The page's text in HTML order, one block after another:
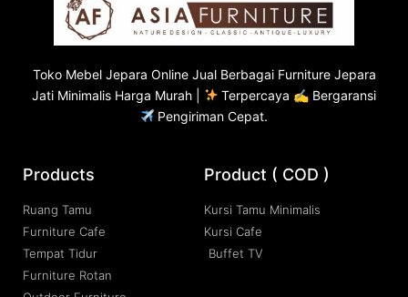
Toko Mebel Jepara Online Jual Berbagai Furniture Jepara
Jati Minimalis Harga Murah |
Terpercaya ✍ Bergaransi
Pengiriman Cepat.
Products
Ruang Tamu
Furniture Cafe
Tempat Tidur
Furniture Rotan
Product ( COD )
Kursi Tamu Minimalis
Kursi Cafe
Buffet TV